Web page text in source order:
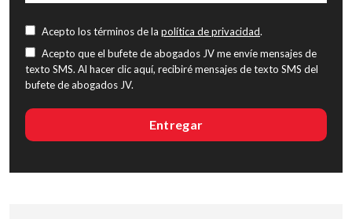
Acepto los términos de la política de privacidad.
Acepto que el bufete de abogados JV me envíe mensajes de
texto SMS. Al hacer clic aquí, recibiré mensajes de texto SMS del
bufete de abogados JV.